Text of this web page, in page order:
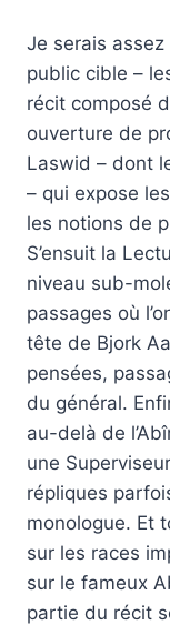
Je serais assez
public cible –
récit composé
ouverture de
Laswid – dont
– qui expose
les notions de
S’ensuit la
niveau sub-
passages où
tête de Bjork
pensées,
du général.
au-delà de
une
répliques
monologue. Et
sur les races
sur le fameux
partie du récit